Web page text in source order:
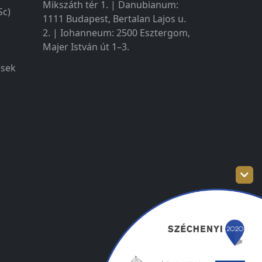
Mikszáth tér 1. | Danubianum:
1111 Budapest, Bertalan Lajos u.
2. | Iohanneum: 2500 Esztergom,
Majer István út 1–3.